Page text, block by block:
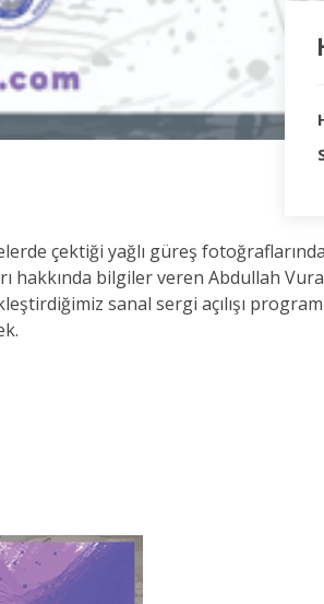
çektiği yağlı güreş
hakkında bilgiler veren Abdullah
sanal sergi açılışı